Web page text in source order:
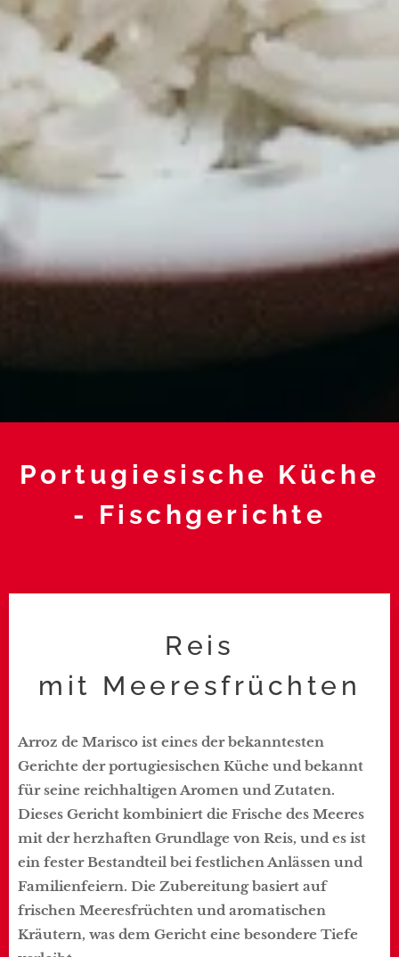
Portugiesische Küche
- Fischgerichte
Reis
mit Meeresfrüchten
Arroz de Marisco ist eines der bekanntesten
Gerichte der portugiesischen Küche und bekannt
für seine reichhaltigen Aromen und Zutaten.
Dieses Gericht kombiniert die Frische des Meeres
mit der herzhaften Grundlage von Reis, und es ist
ein fester Bestandteil bei festlichen Anlässen und
Familienfeiern. Die Zubereitung basiert auf
frischen Meeresfrüchten und aromatischen
Kräutern, was dem Gericht eine besondere Tiefe